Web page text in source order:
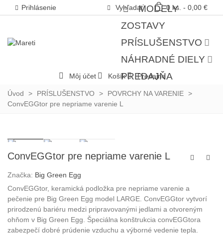
Prihlásenie Vyhľadať 0 ks. - 0,00 €
MODELY
ZOSTAVY
PRÍSLUŠENSTVO
NÁHRADNÉ DIELY
PREDAJŇA
Môj účet Košík Predajne
Úvod > PRÍSLUŠENSTVO > POVRCHY NA VARENIE >
ConvEGGtor pre nepriame varenie L
ConvEGGtor pre nepriame varenie L
Značka: Big Green Egg
ConvEGGtor, keramická podložka pre nepriame varenie a
pečenie pre Big Green Egg model LARGE. ConvEGGtor vytvorí
prirodzenú bariéru medzi pripravovanými jedlami a otvoreným
ohňom v Big Green Egg. Špeciálna konštrukcia convEGGtora
zabezpečí dobré prúdenie vzduchu a výborné vedenie tepla.